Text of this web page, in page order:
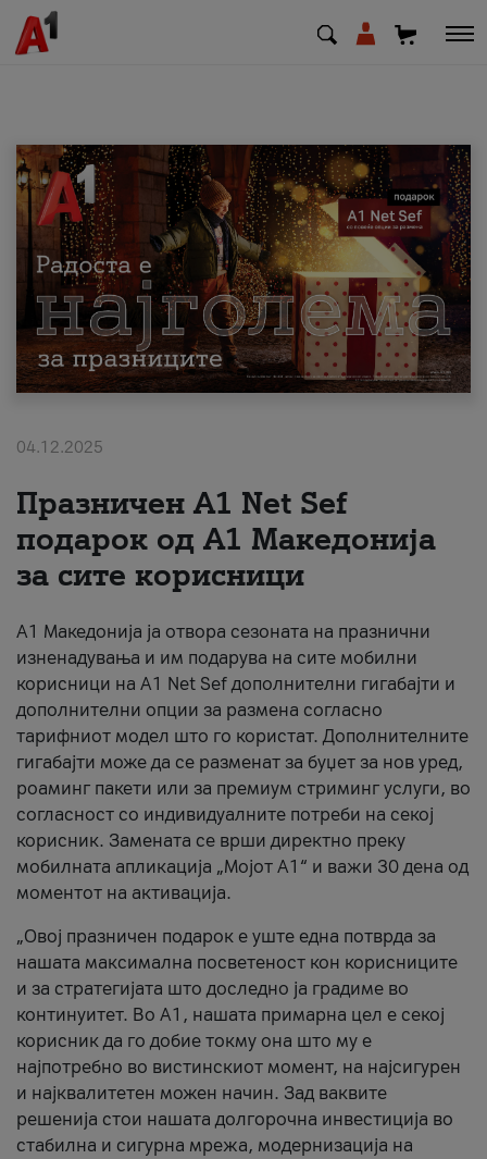
МК EN SQ
Приватни Деловни
Поддршка
Надополни кредит
За нас
#ПодобарОнлајн
04.12.2025
Празничен A1 Net Sеf
подарок од А1 Македонија
за сите корисници
А1 Македонија ја отвора сезоната на празнични
изненадувања и им подарува на сите мобилни
корисници на A1 Net Sef дополнителни гигабајти и
дополнителни опции за размена согласно
тарифниот модел што го користат. Дополнителните
гигабајти може да се разменат за буџет за нов уред,
роаминг пакети или за премиум стриминг услуги, во
согласност со индивидуалните потреби на секој
корисник. Замената се врши директно преку
мобилната апликација „Мојот А1“ и важи 30 дена од
моментот на активација.
„Овој празничен подарок е уште една потврда за
нашата максимална посветеност кон корисниците
и за стратегијата што доследно ја градиме во
континуитет. Во А1, нашата примарна цел е секој
корисник да го добие токму она што му е
најпотребно во вистинскиот момент, на најсигурен
и најквалитетен можен начин. Зад ваквите
решенија стои нашата долгорочна инвестиција во
стабилна и сигурна мрежа, модернизација на